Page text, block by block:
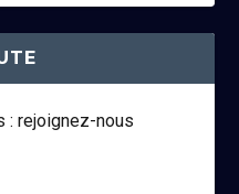
: rejoignez-nous